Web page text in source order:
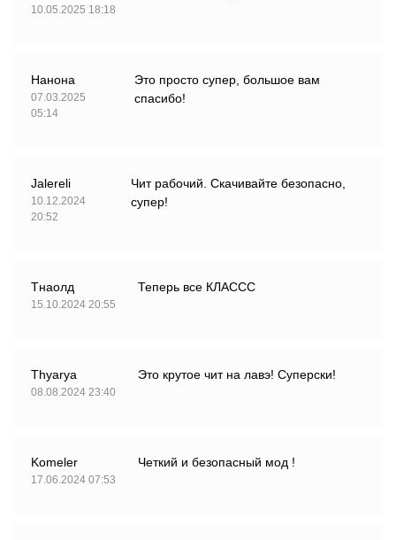
10.05.2025 18:18
Нанона
07.03.2025
05:14
Это просто супер, большое вам
спасибо!
Jalereli
10.12.2024
20:52
Чит рабочий. Скачивайте безопасно,
супер!
Тнаолд
15.10.2024 20:55
Теперь все КЛАССС
Thyarya
08.08.2024 23:40
Это крутое чит на лавэ! Суперски!
Komeler
17.06.2024 07:53
Четкий и безопасный мод !